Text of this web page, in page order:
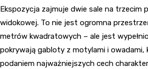
Ekspozycja zajmuje dwie sale na trzecim
widokowej. To nie jest ogromna
metrów kwadratowych – ale jest
pokrywają gabloty z motylami i owadami,
podaniem najważniejszych cech